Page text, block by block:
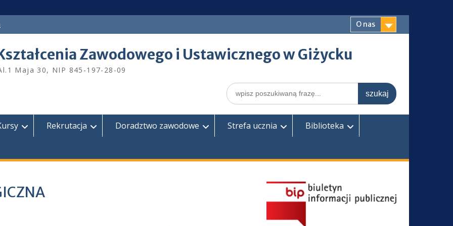
O nas
Zawodowego i Ustawicznego w Giżycku
Maja 30, NIP 845-197-28-09
Search
for:
Rekrutacja Doradztwo zawodowe Strefa ucznia
Biblioteka